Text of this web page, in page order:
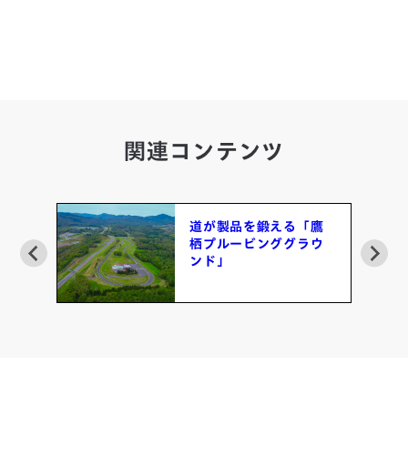
関連コンテンツ
道が製品を鍛える「鷹
栖プルービンググラウ
ンド」
の